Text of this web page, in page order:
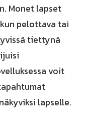
Monet lapset
pelottava tai
tiettynä
voit
lapselle.